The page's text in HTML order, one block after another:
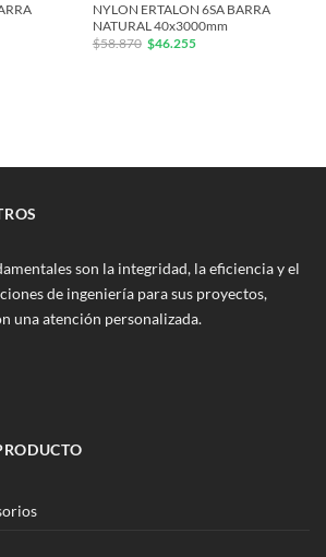
NYLON ERTALON 6SA BARRA
NATURAL 40x3000mm
$58.870 El
precio
$46.255El
son la integridad, la eficiencia y el
de ingeniería para sus proyectos,
una atención personalizada.